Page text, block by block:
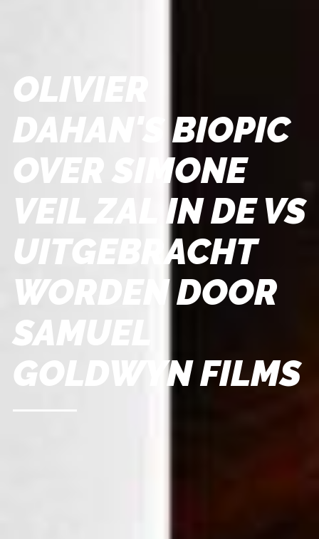
OLIVIER
DAHAN'S BIOPIC
OVER SIMONE
VEIL ZAL IN DE VS
UITGEBRACHT
WORDEN DOOR
SAMUEL
GOLDWYN FILMS